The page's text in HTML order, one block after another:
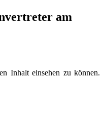
am
Inhalt einsehen zu können.